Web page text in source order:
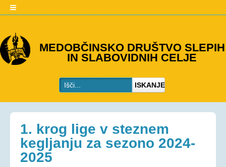
MEDOBČINSKO DRUŠTVO SLEPIH
IN SLABOVIDNIH CELJE
ISKANJE
O DRUŠTVU
Predstavitev
Organi društva
PROGRAMI
Programi društva
1. krog lige v steznem
kegljanju za sezono 2024-
2025